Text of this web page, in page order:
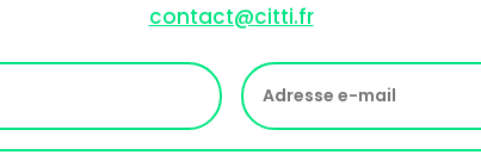
contact@citti.fr